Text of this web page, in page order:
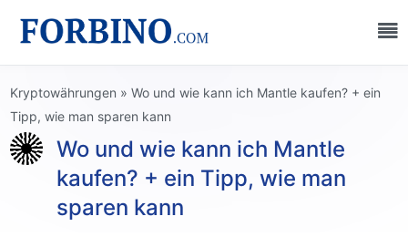
Kryptowährungen » Wo und wie kann ich Mantle kaufen? + ein
Tipp, wie man sparen kann
Wo und wie kann ich Mantle
kaufen? + ein Tipp, wie man
sparen kann